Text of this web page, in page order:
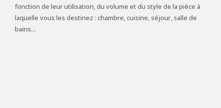
fonction de leur utilisation, du volume et du style de la pièce à
laquelle vous les destinez : chambre, cuisine, séjour, salle de
bains...